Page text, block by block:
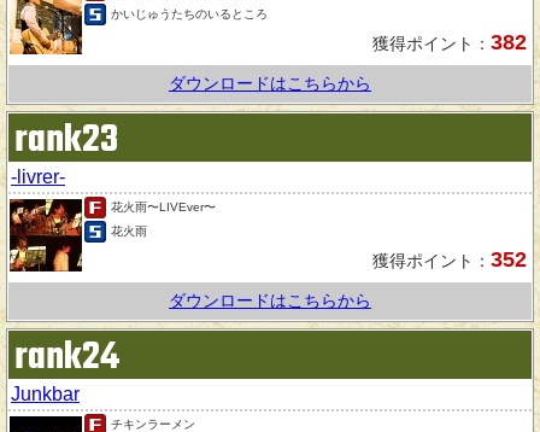
かいじゅうたちのいるところ
獲得ポイント： 382
ダウンロードはこちらから
rank23
-livrer-
花火雨〜LIVEver〜
花火雨
獲得ポイント： 352
ダウンロードはこちらから
rank24
Junkbar
チキンラーメン